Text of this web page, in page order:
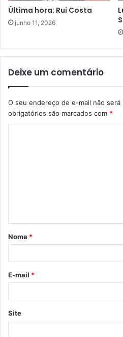
Última hora: Rui Costa
junho 11, 2026
Deixe um comentário
O seu endereço de e-mail não será
obrigatórios são marcados com *
á
r
*
Nome *
E-mail *
Site